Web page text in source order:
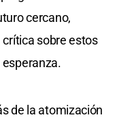
cercano,
sobre estos
de la atomización